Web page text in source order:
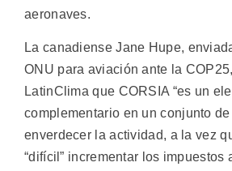
aeronaves.
La canadiense Jane Hupe,
ONU para aviación ante la
LatinClima que CORSIA “es un
complementario en un conjunto de
enverdecer la actividad, a la vez
“difícil” incrementar los impuestos